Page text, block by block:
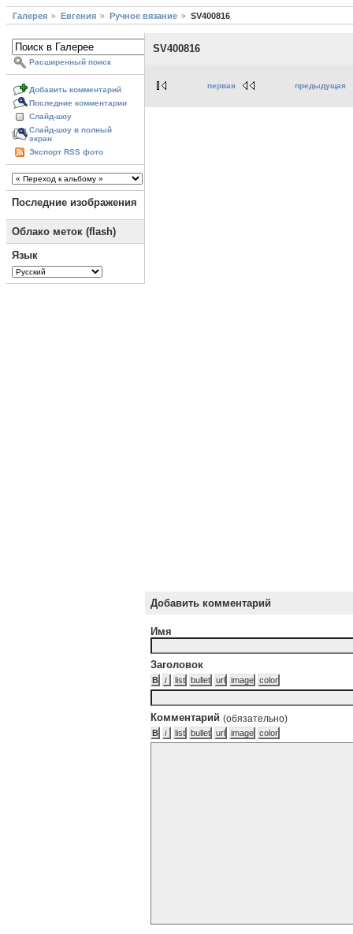
Галерея Евгения Ручное вязание SV400816
Расширенный поиск
Добавить комментарий
Последние комментарии
Слайд-шоу
Слайд-шоу в полный
экран
Экспорт RSS фото
Последние изображения
Облако меток (flash)
Язык
SV400816
первая предыдущая
Добавить комментарий
Имя
Заголовок
Комментарий (обязательно)